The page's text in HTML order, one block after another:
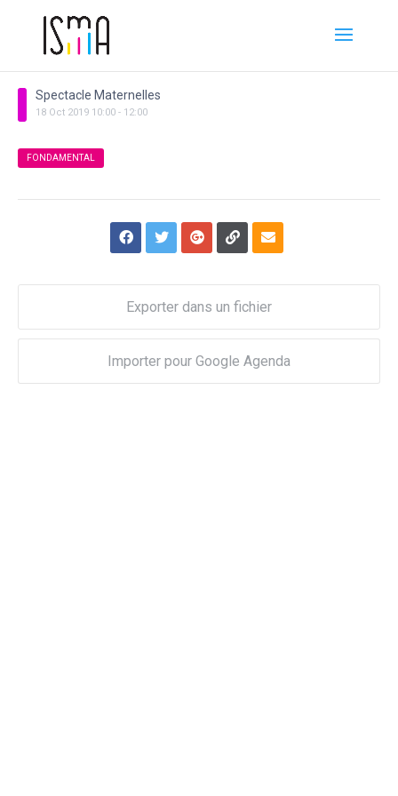
Spectacle Maternelles
18 Oct 2019 10:00 - 12:00
FONDAMENTAL
Exporter dans un fichier
Importer pour Google Agenda